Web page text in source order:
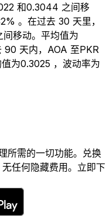
和0.3044 之间移
。在过去 30 天里，
移动。平均值为
天内，AOA 至PKR
为0.3025 ，波动率为
所需的一切功能。兑换
任何隐藏费用。立即下